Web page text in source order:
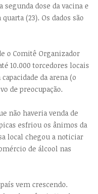
segunda dose da vacina e
(23). Os dados são
o Comitê Organizador
10.000 torcedores locais
da arena (o
de preocupação.
não haveria venda de
esfriou os ânimos da
local chegou a noticiar
de álcool nas
vem crescendo.